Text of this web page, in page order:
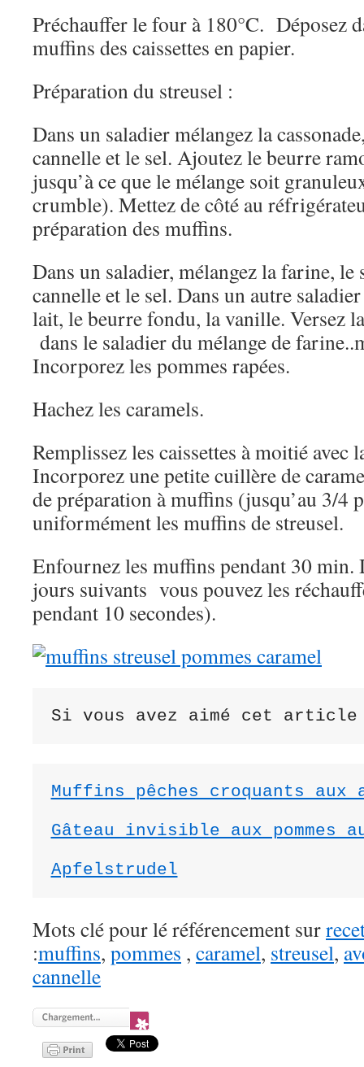
Préchauffer le four à 180°C. Déposez
muffins des caissettes en papier.
Préparation du streusel :
Dans un saladier mélangez la
cannelle et le sel. Ajoutez le beurre
jusqu’à ce que le mélange soit
crumble). Mettez de côté au
préparation des muffins.
Dans un saladier, mélangez la farine, le
cannelle et le sel. Dans un autre
lait, le beurre fondu, la vanille. Versez
dans le saladier du mélange de
Incorporez les pommes rapées.
Hachez les caramels.
Remplissez les caissettes à moitié avec
Incorporez une petite cuillère de
de préparation à muffins (jusqu’au 3/4
uniformément les muffins de streusel.
Enfournez les muffins pendant 30 min.
jours suivants vous pouvez les
pendant 10 secondes).
Si vous avez aimé cet article
Muffins pêches croquants aux
Gâteau invisible aux pommes
Apfelstrudel
Mots clé pour lé référencement sur
:muffins, pommes , caramel, streusel,
cannelle